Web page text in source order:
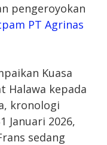
pengeroyokan
PT Agrinas
Kuasa
Halawa kepada
kronologi
Januari 2026,
sedang